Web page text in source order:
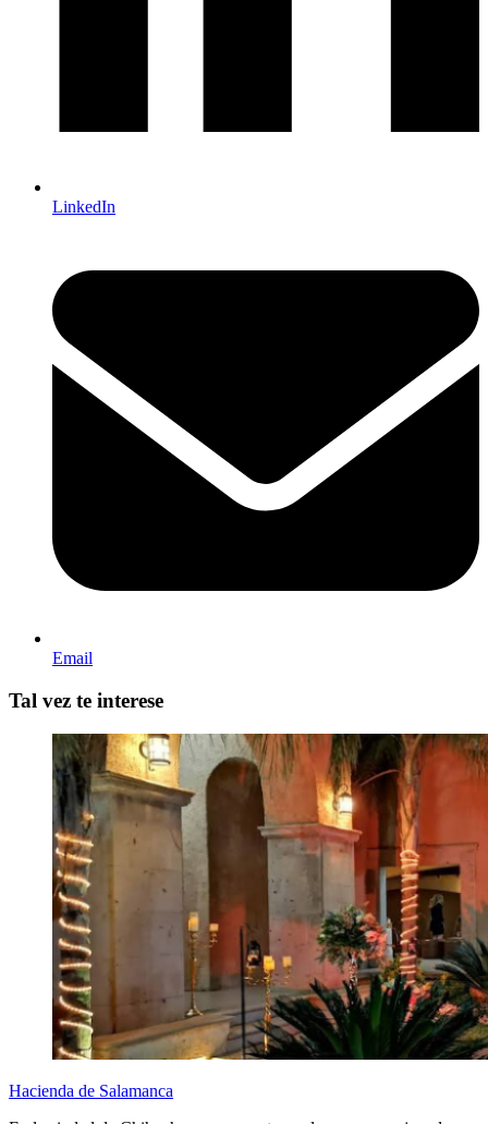
LinkedIn
Email
Tal vez te interese
Hacienda de Salamanca